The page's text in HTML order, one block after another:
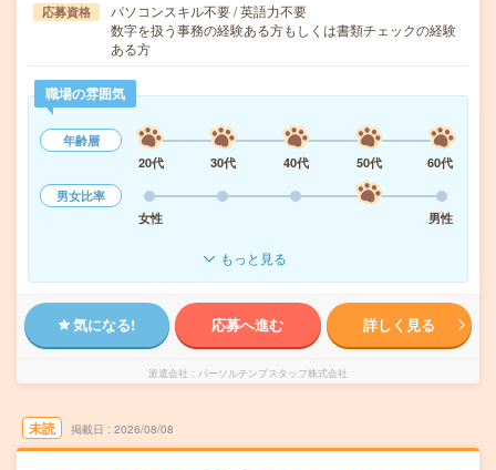
応募資格
パソコンスキル不要 / 英語力不要
数字を扱う事務の経験ある方もしくは書類チェックの経験
ある方
職場の雰囲気
年齢層
20代
30代 40代 50代
60代
男女比率
女性
男性
もっと見る
気になる! 応募へ進む 詳しく見る
派遣会社 パーソルテンプスタッフ株式会社
未読 掲載日 2026/08/08